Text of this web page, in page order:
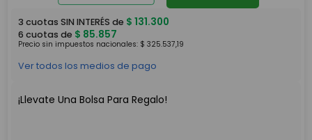
3 cuotas SIN INTERÉS de $ 131.300
6 cuotas de $ 85.857
Precio sin impuestos nacionales: $ 325.537,19
Ver todos los medios de pago
¡Llevate Una Bolsa Para Regalo!